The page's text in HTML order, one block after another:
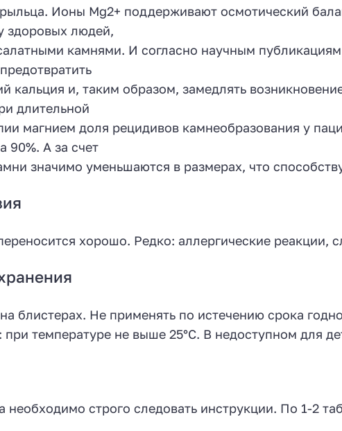
Ионы Mg2+ поддерживают осмотический
здоровых людей,
камнями. И согласно научным
кальция и, таким образом, замедлять
длительной
магнием доля рецидивов камнеобразования у
90%. А за счет
значимо уменьшаются в размерах, что
хорошо. Редко: аллергические реакции,
блистерах. Не применять по истечению срока
температуре не выше 25°С. В недоступном для
необходимо строго следовать инструкции. По 1-2